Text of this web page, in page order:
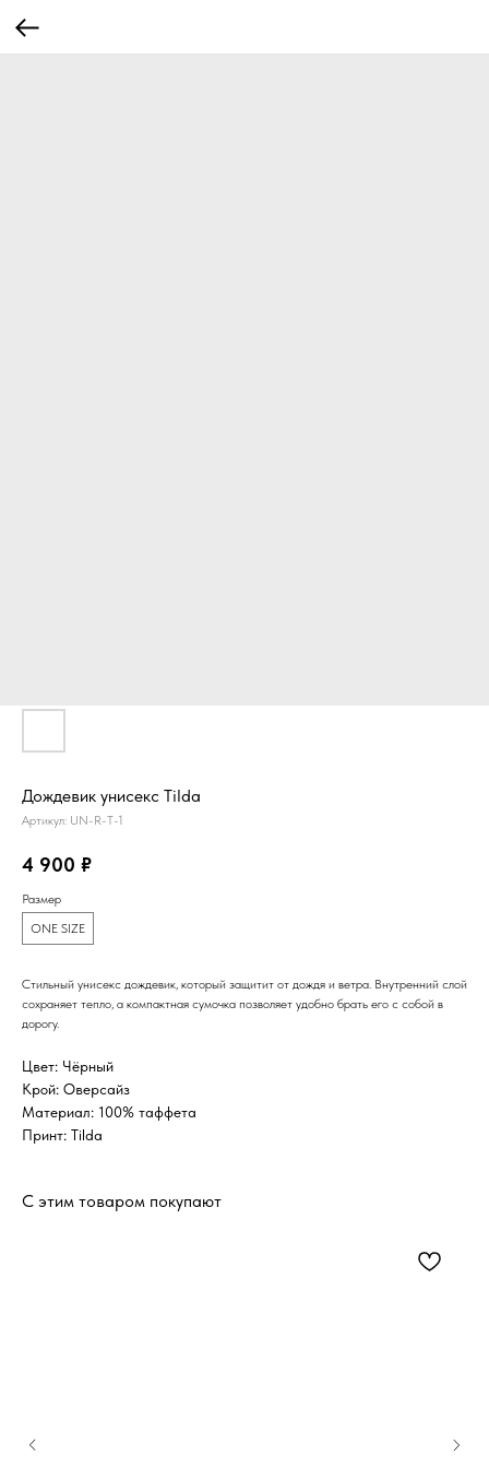
Дождевик унисекс Tilda
Артикул: UN-R-T-1
4 900 ₽
Размер
ONE SIZE
Стильный унисекс дождевик, который защитит от дождя и ветра. Внутренний слой
сохраняет тепло, а компактная сумочка позволяет удобно брать его с собой в
дорогу.
Цвет: Чёрный
Крой: Оверсайз
Материал: 100% таффета
Принт: Tilda
С этим товаром покупают